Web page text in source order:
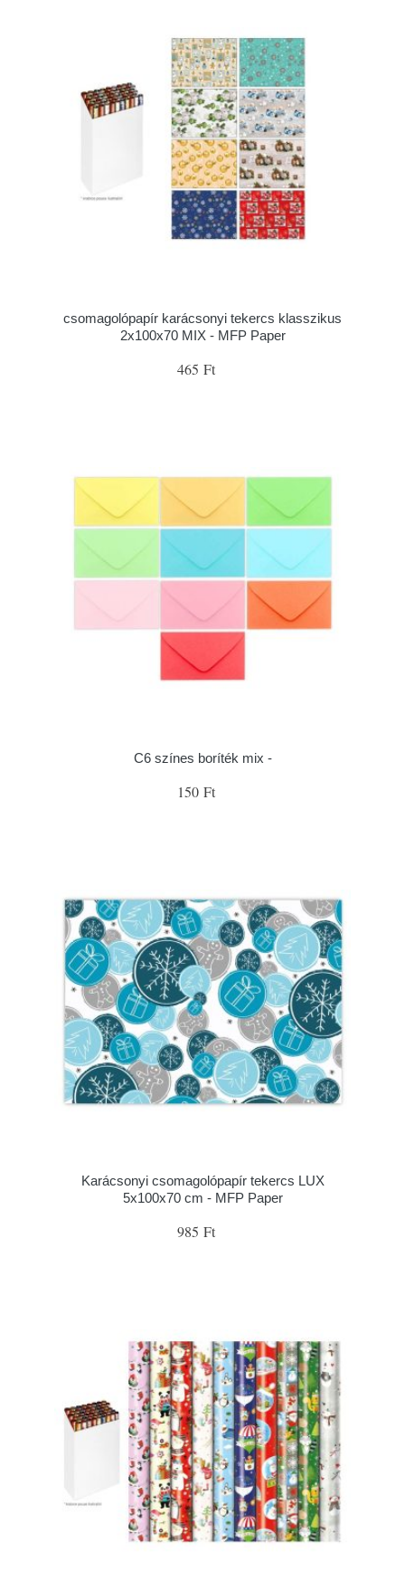
csomagolópapír karácsonyi tekercs klasszikus
2x100x70 MIX - MFP Paper
465 Ft
C6 színes boríték mix -
150 Ft
Karácsonyi csomagolópapír tekercs LUX
5x100x70 cm - MFP Paper
985 Ft